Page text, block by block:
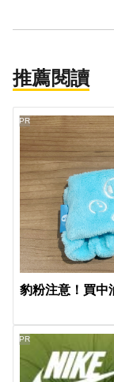
推薦閱讀
豹粉注意！買中
PR
PR